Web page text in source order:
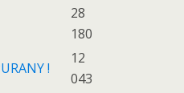
28
180
!
12
043